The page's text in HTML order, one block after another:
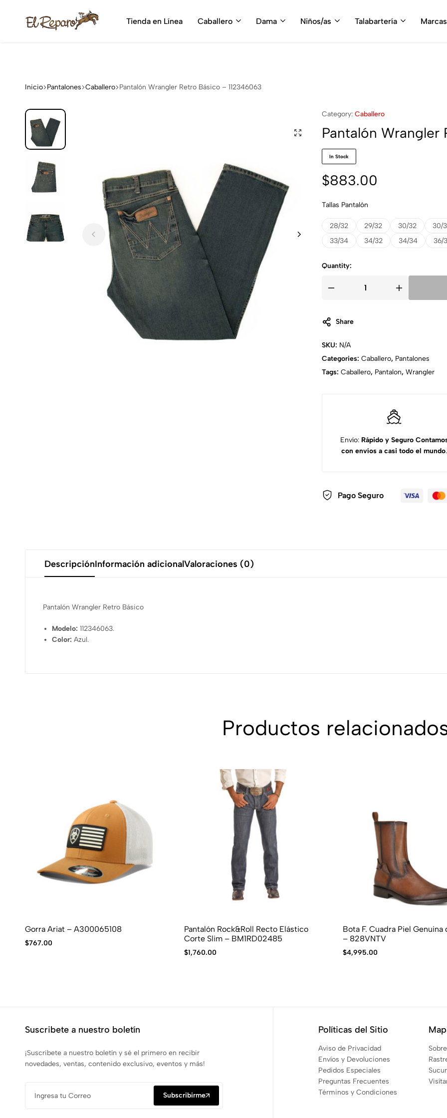
de
Tienda en Línea Caballero Dama Niños/as Talabartería Marcas
Inicio Pantalones Caballero Pantalón Wrangler Retro Básico – 112346063
Category: Caballero
Pantalón Wrangler
In Stock
$883.00
Tallas Pantalón
28/32 29/32 30/32
30/
33/34
34/32 34/34 36/
Quantity:
Share
SKU: N/A
Categories: Caballero, Pantalones
Tags: Caballero, Pantalon, Wrangler
Envío: Rápido y Seguro
con envíos a casi todo el mundo.
Pago Seguro
DescripciónInformación adicionalValoraciones (0)
Pantalón Wrangler Retro Básico
Modelo: 112346063.
Color: Azul.
Productos
Gorra Ariat – A300065108
$767.00
Pantalón Rock&Roll Recto Elástico
Corte Slim – BM1RD02485
$1,760.00
Bota F. Cuadra Piel Genuina
– 828VNTV
$4,995.00
Suscribete a nuestro boletín
¡Suscribete a nuestro boletín y sé el primero en recibir
novedades, ventas, contenido exclusivo, eventos y más!
Subscribirme
Políticas del Sitio
Aviso de Privacidad
Envíos y Devoluciones
Pedidos Especiales
Preguntas Frecuentes
Términos y Condiciones